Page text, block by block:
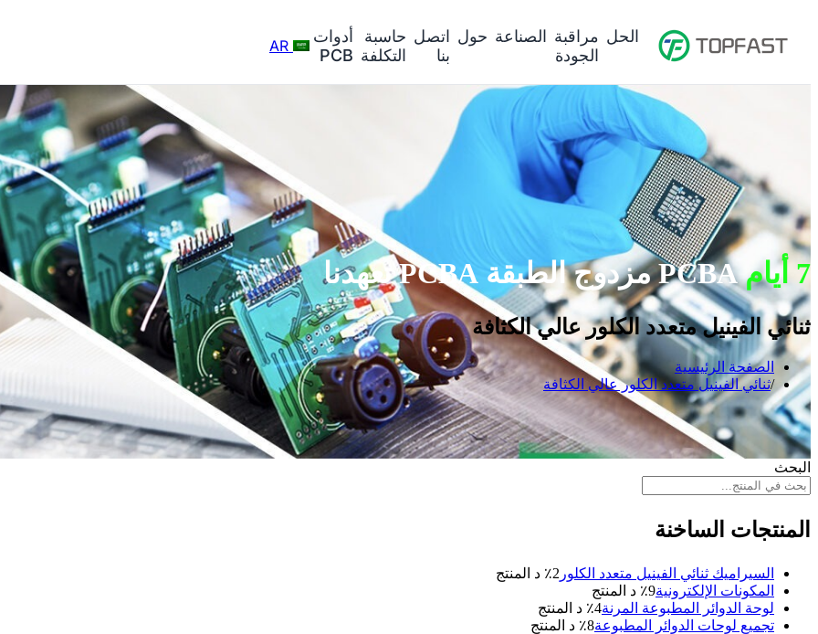
الحل مراقبة
الجودة
الصناعة حول اتصل
بنا
حاسبة
التكلفة
أدوات
PCB
7 أيام PCBA مزدوج الطبقة PCBA تعهدنا
ثنائي الفينيل متعدد الكلور عالي الكثافة
الصفحة الرئيسية
ثنائي الفينيل متعدد الكلور عالي الكثافة
البحث
المنتجات الساخنة
السيراميك ثنائي الفينيل متعدد الكلور 2٪ د المنتج
المكونات الإلكترونية9٪ د المنتج
لوحة الدوائر المطبوعة المرنة4٪ د المنتج
تجميع لوحات الدوائر المطبوعة8٪ د المنتج